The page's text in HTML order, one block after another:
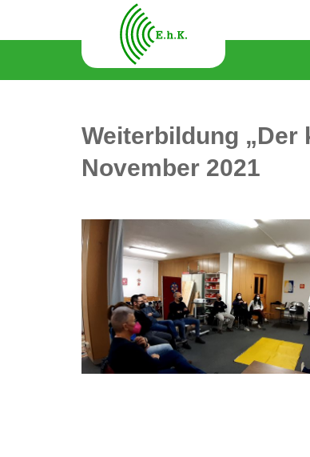
Weiterbildung „Der
November 2021